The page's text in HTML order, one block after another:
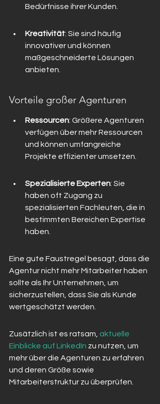
Bedürfnisse ihrer Kunden.
Kreativität: Sie sind häufig
innovativer und können
maßgeschneiderte Lösungen
anbieten.
Vorteile großer Agenturen
Ressourcen: Größere Agenturen
verfügen über mehr Ressourcen
und können umfangreiche
Projekte effizienter umsetzen.
Spezialisierte Experten: Sie
haben oft Zugang zu
spezialisierten Fachleuten, die in
bestimmten Bereichen Expertise
haben.
Eine gute Faustregel besagt, dass die
Agentur nicht mehr Mitarbeiter haben
sollte als Ihr Unternehmen, um
sicherzustellen, dass Sie als Kunde
wertgeschätzt werden.
Zusätzlich ist es ratsam, aktuelle
Einblicke auf LinkedIn zu nutzen, um
mehr über die Agenturen zu erfahren
und deren Größe sowie
Mitarbeiterstruktur zu überprüfen.